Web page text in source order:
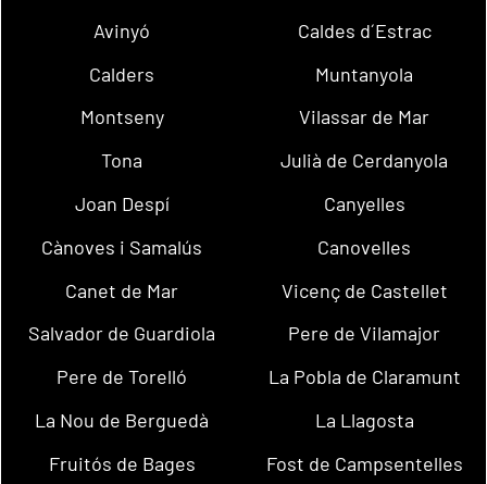
Avinyó
Caldes d´Estrac
Calders
Muntanyola
Montseny
Vilassar de Mar
Tona
Julià de Cerdanyola
Joan Despí
Canyelles
Cànoves i Samalús
Canovelles
Canet de Mar
Vicenç de Castellet
Salvador de Guardiola
Pere de Vilamajor
Pere de Torelló
La Pobla de Claramunt
La Nou de Berguedà
La Llagosta
Fruitós de Bages
Fost de Campsentelles